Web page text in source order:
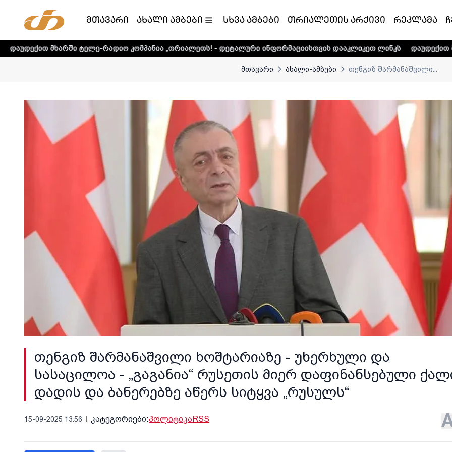
მთავარი ახალი ამბები სხვა ამბები თრიალეთის არქივი რეკლამა
ტელე-რადიო კომპანია „თრიალეთს! - დეტალური ინფორმაციისთვის დააკლიკეთ ლინკს დაუდექით მხარში ტელე-
მთავარი ახალი-ამბები თენგიზ შარმანაშვილი...
თენგიზ შარმანაშვილი ხოშტარიაზე - უხერხული და
სასაცილოა - „გაგანია“ რუსეთის მიერ დაფინანსებული
დადის და ბანერებზე აწერს სიტყვა „რუსულს“
15-09-2025 13:56 კატეგორიები:პოლიტიკა RSS